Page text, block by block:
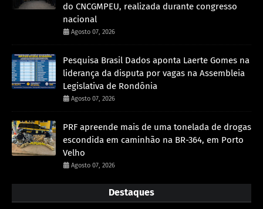
do CNCGMPEU, realizada durante congresso
nacional
Agosto 07, 2026
Pesquisa Brasil Dados aponta Laerte Gomes na
liderança da disputa por vagas na Assembleia
Legislativa de Rondônia
Agosto 07, 2026
PRF apreende mais de uma tonelada de drogas
escondida em caminhão na BR-364, em Porto
Velho
Agosto 07, 2026
Destaques